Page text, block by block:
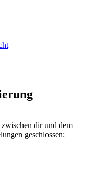
dir und dem
geschlossen: